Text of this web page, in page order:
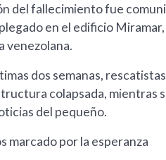
del fallecimiento fue
en el edificio
venezolana.
dos semanas,
colapsada, mientras
del pequeño.
marcado por la esperanza